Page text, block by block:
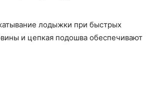
лодыжки при быстрых
и цепкая подошва обеспечивают